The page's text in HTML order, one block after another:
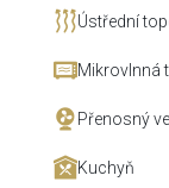
Ústřední
Mikrovlnná
Přenosný
Kuchyň